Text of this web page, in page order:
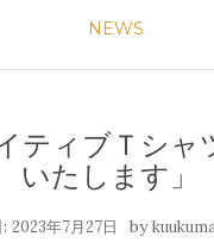
NEWS
ティブＴシャ
いたします」
2023年7月27日 by